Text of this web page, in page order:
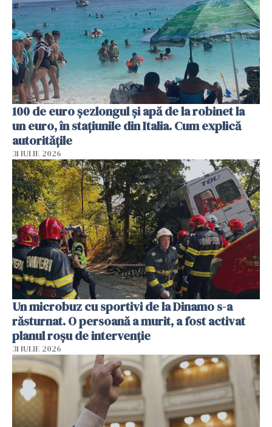
100 de euro șezlongul și apă de la robinet la
un euro, în stațiunile din Italia. Cum explică
autoritățile
31 IULIE 2026
Un microbuz cu sportivi de la Dinamo s-a
răsturnat. O persoană a murit, a fost activat
planul roșu de intervenție
31 IULIE 2026